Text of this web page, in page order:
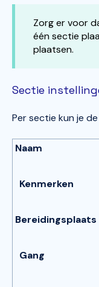
Zorg er voor
één sectie
plaatsen.
Sectie
Per sectie kun je
Naam
Kenmerken
Bereidingsplaats
Gang